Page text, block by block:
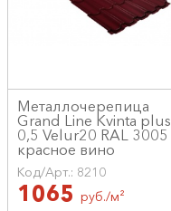
Металлочерепица
Grand Line Kvinta plus
0,5 Velur20 RAL 3005
красное вино
Код/Арт.: 8210
1065 руб./м²